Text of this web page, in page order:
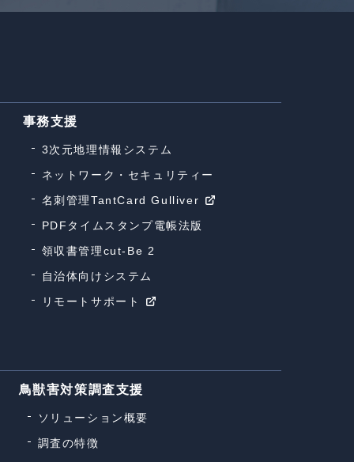
事務支援
3次元地理情報システム
ネットワーク・セキュリティー
名刺管理TantCard Gulliver
PDFタイムスタンプ電帳法版
領収書管理cut-Be 2
自治体向けシステム
リモートサポート
鳥獣害対策調査支援
ソリューション概要
調査の特徴